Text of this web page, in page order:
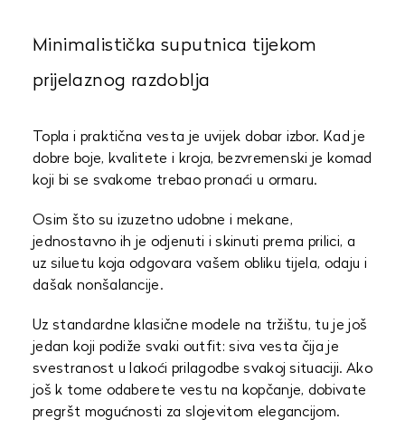
Minimalistička suputnica tijekom
prijelaznog razdoblja
Topla i praktična vesta je uvijek dobar izbor. Kad je
dobre boje, kvalitete i kroja, bezvremenski je komad
koji bi se svakome trebao pronaći u ormaru.
Osim što su izuzetno udobne i mekane,
jednostavno ih je odjenuti i skinuti prema prilici, a
uz siluetu koja odgovara vašem obliku tijela, odaju i
dašak nonšalancije.
Uz standardne klasične modele na tržištu, tu je još
jedan koji podiže svaki outfit: siva vesta čija je
svestranost u lakoći prilagodbe svakoj situaciji. Ako
još k tome odaberete vestu na kopčanje, dobivate
pregršt mogućnosti za slojevitom elegancijom.